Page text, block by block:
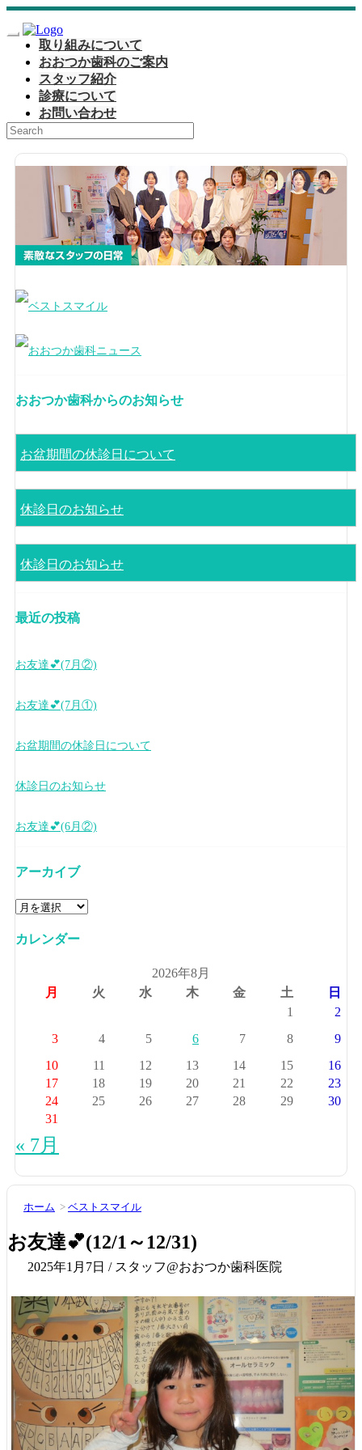
取り組みについて
おおつか歯科のご案内
スタッフ紹介
診療について
お問い合わせ
おおつか歯科からのお知らせ
お盆期間の休診日について
休診日のお知らせ
休診日のお知らせ
最近の投稿
お友達💕(7月②)
お友達💕(7月①)
お盆期間の休診日について
休診日のお知らせ
お友達💕(6月②)
アーカイブ
カレンダー
2026年8月
月
火 水 木 金 土
日
1
2
3
4 5 6 7 8
9
10
11 12 13 14 15
16
17
18 19 20 21 22
23
24
25 26 27 28 29
30
31
« 7月
ホーム > ベストスマイル
お友達💕(12/1～12/31)
2025年1月7日 / スタッフ@おおつか歯科医院